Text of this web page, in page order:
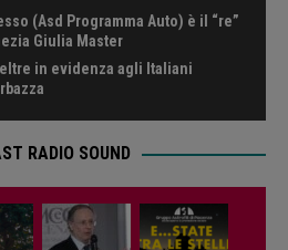
(Asd Programma Auto) è il “re”
Giulia Master
in evidenza agli Italiani
RADIO SOUND